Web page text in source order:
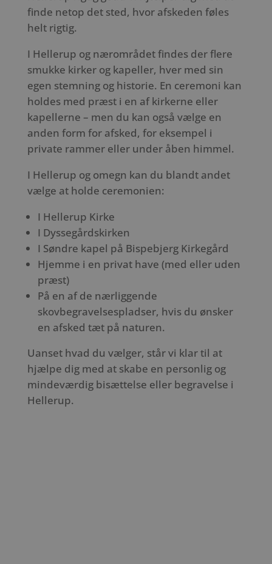
finde netop det sted, hvor afskeden føles
helt rigtig.
I Hellerup og nærområdet findes der flere
smukke kirker og kapeller, hver med sin
egen stemning og historie. En ceremoni kan
holdes med præst i en af kirkerne eller
kapellerne – men du kan også vælge en
anden form for afsked, for eksempel i
private rammer eller under åben himmel.
I Hellerup og omegn kan du blandt andet
vælge at holde ceremonien:
I Hellerup Kirke
I Dyssegårdskirken
I Søndre kapel på Bispebjerg Kirkegård
Hjemme i en privat have (med eller uden
præst)
På en af de nærliggende
skovbegravelsespladser, hvis du ønsker
en afsked tæt på naturen.
Uanset hvad du vælger, står vi klar til at
hjælpe dig med at skabe en personlig og
mindeværdig bisættelse eller begravelse i
Hellerup.